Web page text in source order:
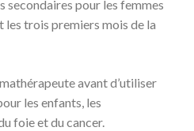
secondaires pour les femmes
les trois premiers mois de la
avant d’utiliser
les enfants, les
foie et du cancer.